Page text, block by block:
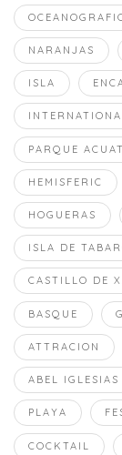
OCEANOGRAFIC
NARANJAS
ISLA
PARQUE
HEMISFERIC
HOGUERAS
ISLA DE
CASTILLO DE
BASQUE
ATTRACION
ABEL IGLESIAS
PLAYA
COCKTAIL